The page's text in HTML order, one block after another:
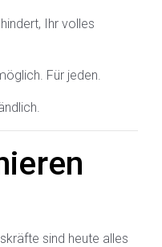
Ihr volles
Für jeden.
sind heute alles